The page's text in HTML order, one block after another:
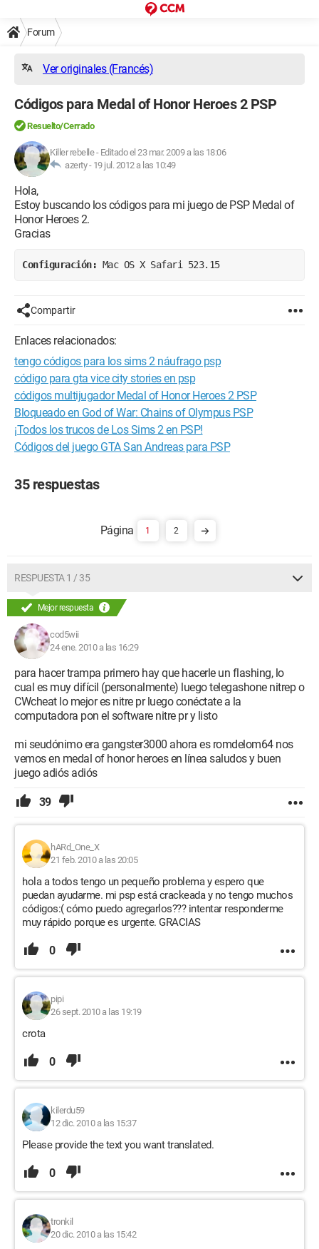
Forum
Ver originales (Francés)
Códigos para Medal of Honor Heroes 2 PSP
Resuelto/Cerrado
Killer rebelle- Editado el 23 mar. 2009 a las 18:06
azerty - 19 jul. 2012 a las 10:49
Hola,
Estoy buscando los códigos para mi juego de PSP Medal of
Honor Heroes 2.
Gracias
Configuración: Mac OS X Safari 523.15
Compartir
Enlaces relacionados:
tengo códigos para los sims 2 náufrago psp
código para gta vice city stories en psp
códigos multijugador Medal of Honor Heroes 2 PSP
Bloqueado en God of War: Chains of Olympus PSP
¡Todos los trucos de Los Sims 2 en PSP!
Códigos del juego GTA San Andreas para PSP
35 respuestas
1 2
RESPUESTA 1 / 35
Mejor respuesta
cod5wii
24 ene. 2010 a las 16:29
para hacer trampa primero hay que hacerle un flashing, lo
cual es muy difícil (personalmente) luego telegashone nitrep o
CWcheat lo mejor es nitre pr luego conéctate a la
computadora pon el software nitre pr y listo
mi seudónimo era gangster3000 ahora es romdelom64 nos
vemos en medal of honor heroes en línea saludos y buen
juego adiós adiós
39
hARd_One_X
21 feb. 2010 a las 20:05
hola a todos tengo un pequeño problema y espero que
puedan ayudarme. mi psp está crackeada y no tengo muchos
códigos:( cómo puedo agregarlos??? intentar responderme
muy rápido porque es urgente. GRACIAS
0
pipi
26 sept. 2010 a las 19:19
crota
0
kilerdu59
12 dic. 2010 a las 15:37
Please provide the text you want translated.
0
tronkil
20 dic. 2010 a las 15:42